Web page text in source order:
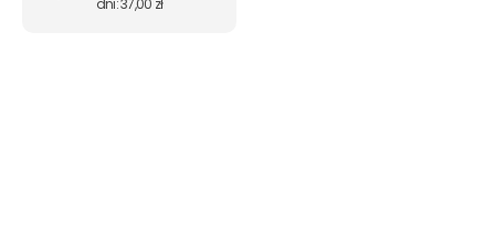
dni:37,00 zł